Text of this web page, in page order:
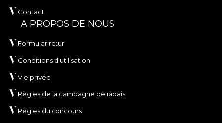
Contact
A PROPOS DE NOUS
Formular retur
Conditions d'utilisation
Vie privée
Règles de la campagne de rabais
Règles du concours